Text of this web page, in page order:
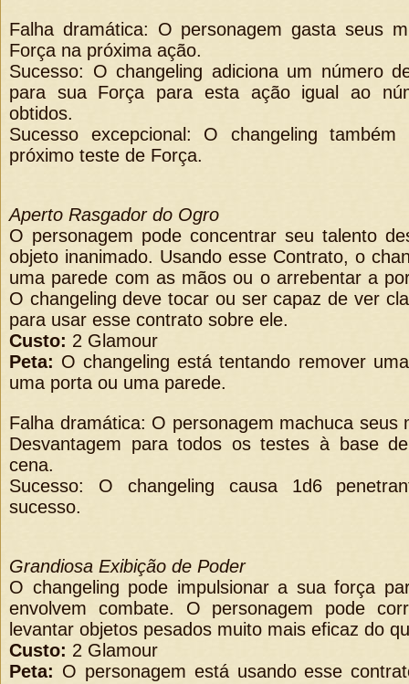
Falha dramática: O personagem gasta seus
Força na próxima ação.
Sucesso: O changeling adiciona um número
para sua Força para esta ação igual ao
obtidos.
Sucesso excepcional: O changeling
próximo teste de Força.
Aperto Rasgador do Ogro
O personagem pode concentrar seu talento
objeto inanimado. Usando esse Contrato, o
uma parede com as mãos ou o arrebentar a
O changeling deve tocar ou ser capaz de ver
para usar esse contrato sobre ele.
Custo: 2 Glamour
Peta: O changeling está tentando remover
uma porta ou uma parede.
Falha dramática: O personagem machuca seus
Desvantagem para todos os testes à base
cena.
Sucesso: O changeling causa 1d6
sucesso.
Grandiosa Exibição de Poder
O changeling pode impulsionar a sua força
envolvem combate. O personagem pode
levantar objetos pesados ​​muito mais eficaz do
Custo: 2 Glamour
Peta: O personagem está usando esse